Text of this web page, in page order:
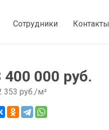
Сотрудники Контакты
400 000 руб.
353 руб./м²